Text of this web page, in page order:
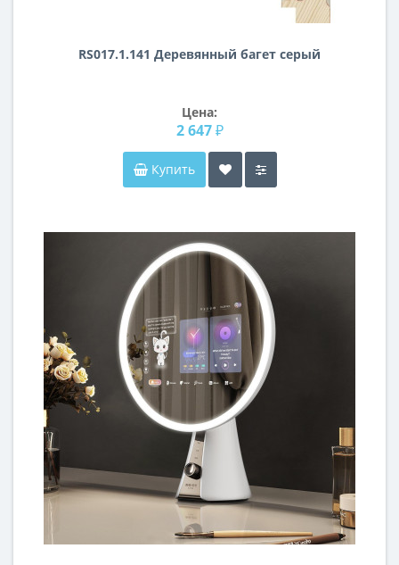
RS017.1.141 Деревянный багет серый
Цена:
2 647 ₽
Купить